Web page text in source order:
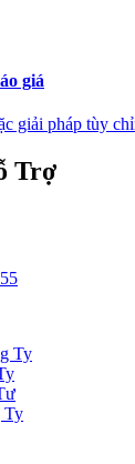
giá
giải pháp tùy
Trợ
Ty
Ty